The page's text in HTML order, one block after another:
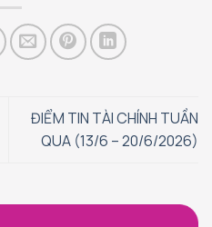
ĐIỂM TIN TÀI CHÍNH TUẦN
QUA (13/6 – 20/6/2026)